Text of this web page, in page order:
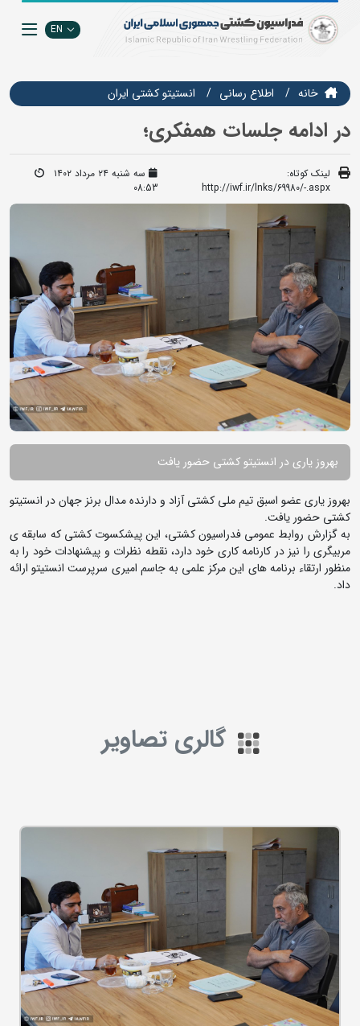
EN
خانه اطلاع رسانی انستيتو كشتي ايران
در ادامه جلسات همفکری؛
لینک کوتاه:
http://iwf.ir/lnks/69980/-.aspx
سه شنبه ۲۴ مرداد ۱۴۰۲
08:53
بهروز یاری در انستیتو کشتی حضور یافت
بهروز یاری عضو اسبق تیم ملی کشتی آزاد و دارنده مدال برنز جهان در انستیتو
کشتی حضور یافت.
به گزارش روابط عمومی فدراسیون کشتی، این پیشکسوت کشتی که سابقه ی
مربیگری را نیز در کارنامه کاری خود دارد، نقطه نظرات و پیشنهادات خود را به
منظور ارتقاء برنامه های این مرکز علمی به جاسم امیری سرپرست انستیتو ارائه
داد.
گالری تصاویر